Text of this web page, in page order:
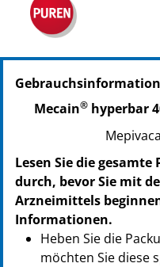
Mecain®hyperbar
Lesen Sie die
durch, bevor Sie mit
Arzneimittels
Informationen.
Heben Sie die
möchten Sie diese